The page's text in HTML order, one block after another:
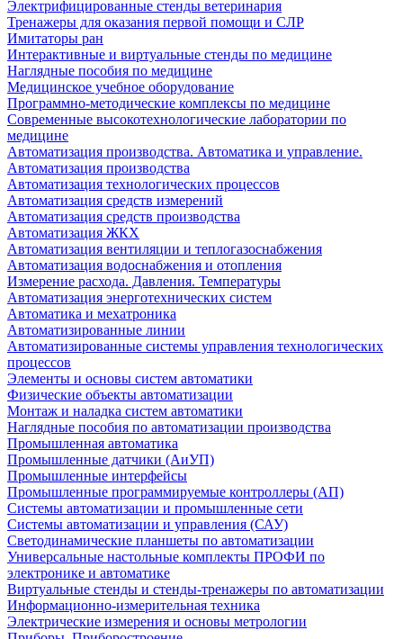
Электрифицированные стенды ветеринария
Тренажеры для оказания первой помощи и СЛР
Имитаторы ран
Интерактивные и виртуальные стенды по медицине
Наглядные пособия по медицине
Медицинское учебное оборудование
Программно-методические комплексы по медицине
Современные высокотехнологические лаборатории по
медицине
Автоматизация производства. Автоматика и управление.
Автоматизация производства
Автоматизация технологических процессов
Автоматизация средств измерений
Автоматизация средств производства
Автоматизация ЖКХ
Автоматизация вентиляции и теплогазоснабжения
Автоматизация водоснабжения и отопления
Измерение расхода. Давления. Температуры
Автоматизация энерготехнических систем
Автоматика и мехатроника
Автоматизированные линии
Автоматизированные системы управления технологических
процессов
Элементы и основы систем автоматики
Физические объекты автоматизации
Монтаж и наладка систем автоматики
Наглядные пособия по автоматизации производства
Промышленная автоматика
Промышленные датчики (АиУП)
Промышленные интерфейсы
Промышленные программируемые контроллеры (АП)
Системы автоматизации и промышленные сети
Системы автоматизации и управления (САУ)
Светодинамические планшеты по автоматизации
Универсальные настольные комплекты ПРОФИ по
электронике и автоматике
Виртуальные стенды и стенды-тренажеры по автоматизации
Информационно-измерительная техника
Электрические измерения и основы метрологии